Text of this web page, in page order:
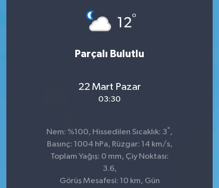
12°
Parçalı Bulutlu
22 Mart Pazar
03:30
Nem: %100, Hissedilen Sıcaklık: 3° ,
Basınç: 1004 hPa, Rüzgar: 14 km/s,
Toplam Yağış: 0 mm, Çiy Noktası:
3.6,
Görüş Mesafesi: 10 km, Gün